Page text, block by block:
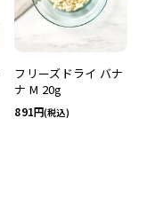
フリーズドライ バナ
ナ M 20g
891 (税込)